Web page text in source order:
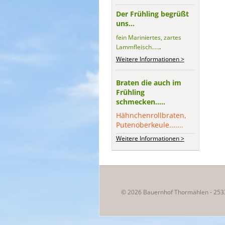
Der Frühling begrüßt
uns...
fein Mariniertes, zartes
Lammfleisch......
Weitere Informationen >
Braten die auch im
Frühling
schmecken.....
Hähnchenrollbraten,
Putenoberkeule.......
Weitere Informationen >
© 2026 Bauernhof Thormählen -